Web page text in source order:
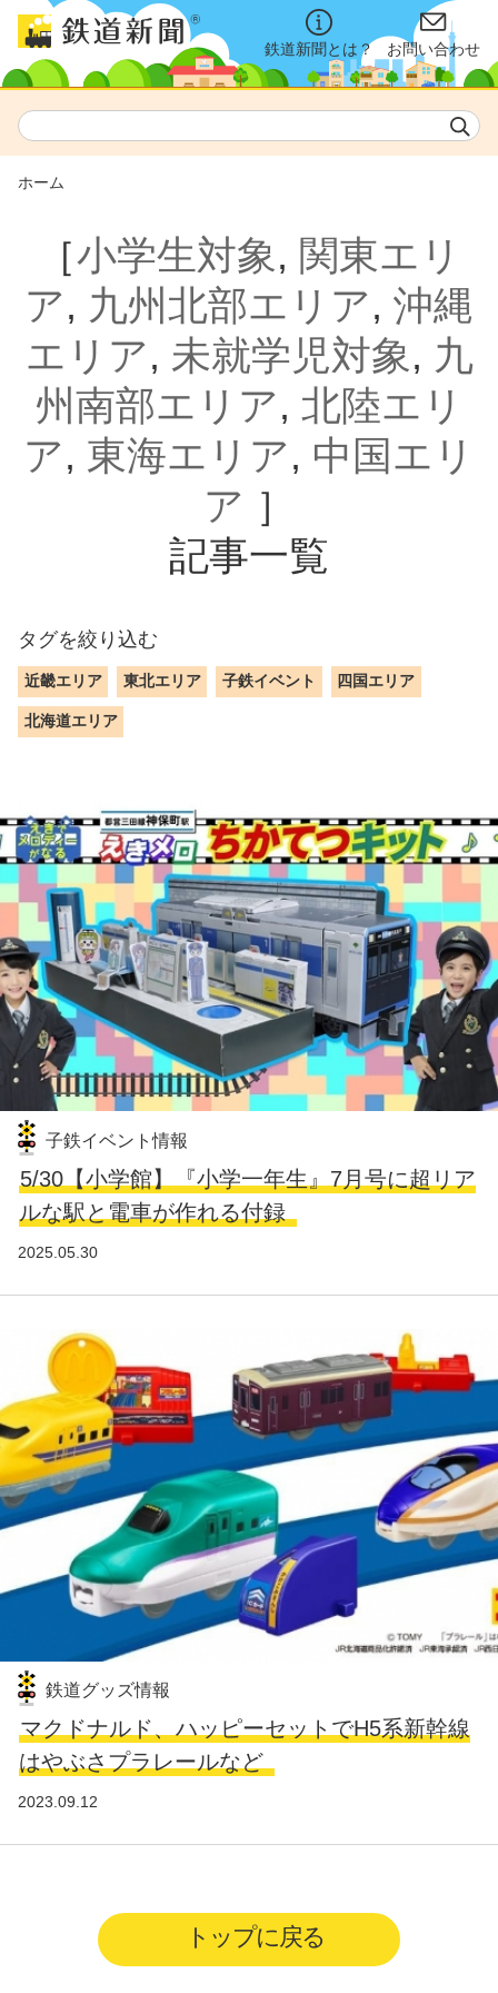
鉄道新聞とは？ お問い合わせ
ホーム
［小学生対象, 関東エリ
ア, 九州北部エリア, 沖縄
エリア, 未就学児対象, 九
州南部エリア, 北陸エリ
ア, 東海エリア, 中国エリ
ア ］
記事一覧
タグを絞り込む
近畿エリア 東北エリア 子鉄イベント 四国エリア
北海道エリア
子鉄イベント情報
5/30【小学館】『小学一年生』7月号に超リア
ルな駅と電車が作れる付録
2025.05.30
鉄道グッズ情報
マクドナルド、ハッピーセットでH5系新幹線
はやぶさプラレールなど
2023.09.12
トップに戻る